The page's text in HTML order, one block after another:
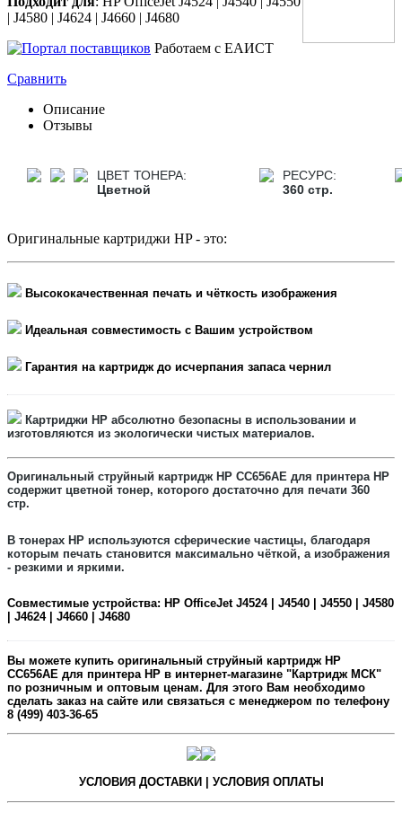
| J4580 | J4624 | J4660 | J4680
Работаем с ЕАИСТ
Сравнить
Описание
Отзывы
ЦВЕТ ТОНЕРА:
Цветной
РЕСУРС:
360 стр.
Оригинальные картриджи HP - это:
Высококачественная печать и чёткость изображения
Идеальная совместимость с Вашим устройством
Гарантия на картридж до исчерпания запаса чернил
Картриджи HP абсолютно безопасны в использовании и
изготовляются из экологически чистых материалов.
Оригинальный струйный картридж HP СС656АЕ для принтера HP
содержит цветной тонер, которого достаточно для печати 360
стр.
В тонерах HP используются сферические частицы, благодаря
которым печать становится максимально чёткой, а изображения
- резкими и яркими.
Совместимые устройства: HP OfficeJet J4524 | J4540 | J4550 | J4580
| J4624 | J4660 | J4680
Вы можете купить оригинальный струйный картридж HP
СС656АЕ для принтера HP в интернет-магазине "Картридж МСК"
по розничным и оптовым ценам. Для этого Вам необходимо
сделать заказ на сайте или связаться с менеджером по телефону
8 (499) 403-36-65
УСЛОВИЯ ДОСТАВКИ | УСЛОВИЯ ОПЛАТЫ